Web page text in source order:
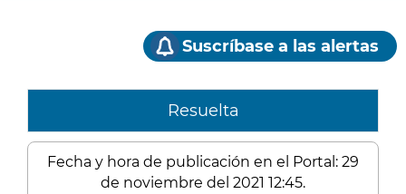
Suscríbase a las alertas
Resuelta
Fecha y hora de publicación en el Portal: 29
de noviembre del 2021 12:45.